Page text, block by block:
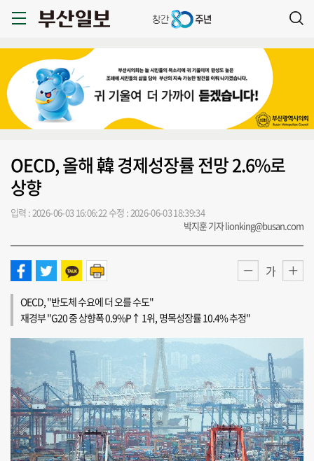
OECD, 올해 韓 경제성장률 전망 2.6%로
상향
입력 : 2026-06-03 16:06:22 수정 : 2026-06-03 18:39:34
박지훈 기자 lionking@busan.com
가
OECD, "반도체 수요에 더 오를 수도"
재경부 "G20 중 상향폭 0.9%P↑ 1위, 명목성장률 10.4% 추정"